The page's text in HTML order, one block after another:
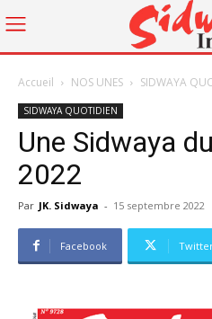
Accueil NOS UNES SIDWAYA
SIDWAYA QUOTIDIEN
Une Sidwaya
2022
Par JK. Sidwaya - 15 septembre 2022
Facebook